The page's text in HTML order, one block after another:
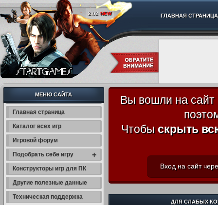
2.02 NEW ГЛАВНАЯ СТРАНИЦА
Вы вошли на сайт
Чтобы скрыть
Вход на сайт
ДЛЯ СЛАБЫХ
МЕНЮ САЙТА
Главная страница
Каталог всех игр
Игровой форум
Подобрать себе игру +
Конструкторы игр для ПК
Другие полезные данные
Техническая поддержка